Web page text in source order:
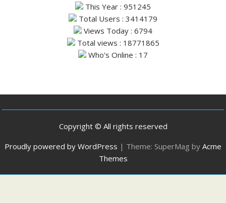
This Year : 951245
Total Users : 3414179
Views Today : 6794
Total views : 18771865
Who's Online : 17
Copyright © All rights reserved
Proudly powered by WordPress | Theme: SuperMag by Acme
Themes